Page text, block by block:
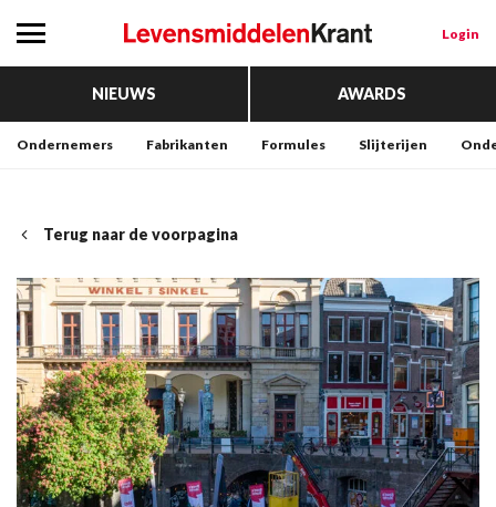
Login
NIEUWS AWARDS
Ondernemers Fabrikanten Formules Slijterijen
Terug naar de voorpagina